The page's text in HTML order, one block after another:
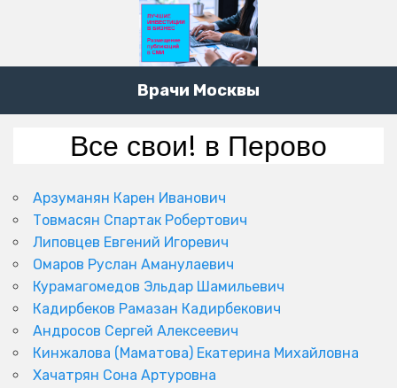
Врачи Москвы
Все свои! в Перово
Арзуманян Карен Иванович
Товмасян Спартак Робертович
Липовцев Евгений Игоревич
Омаров Руслан Аманулаевич
Курамагомедов Эльдар Шамильевич
Кадирбеков Рамазан Кадирбекович
Андросов Сергей Алексеевич
Кинжалова (Маматова) Екатерина Михайловна
Хачатрян Сона Артуровна